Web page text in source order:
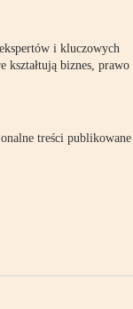
i kluczowych
kształtują biznes, prawo
treści publikowane